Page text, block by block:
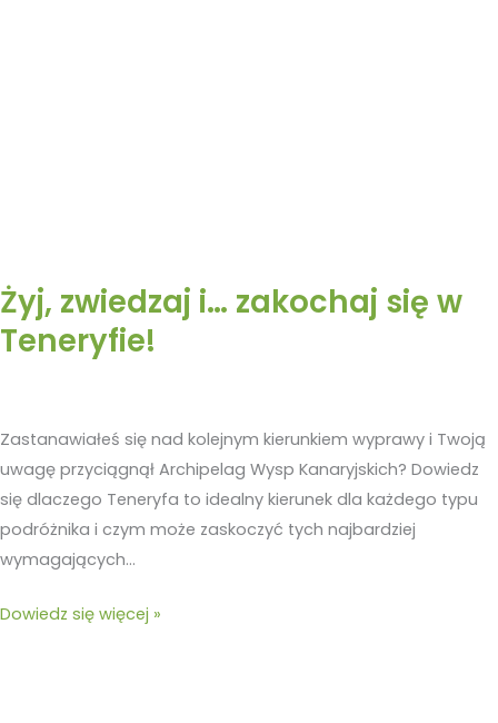
Żyj, zwiedzaj i… zakochaj się w
Teneryfie!
Zastanawiałeś się nad kolejnym kierunkiem wyprawy i Twoją
uwagę przyciągnął Archipelag Wysp Kanaryjskich? Dowiedz
się dlaczego Teneryfa to idealny kierunek dla każdego typu
podróżnika i czym może zaskoczyć tych najbardziej
wymagających…
Dowiedz się więcej »